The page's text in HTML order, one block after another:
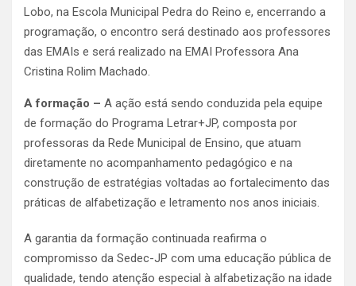
Lobo, na Escola Municipal Pedra do Reino e, encerrando a
programação, o encontro será destinado aos professores
das EMAIs e será realizado na EMAI Professora Ana
Cristina Rolim Machado.
A formação – A ação está sendo conduzida pela equipe
de formação do Programa Letrar+JP, composta por
professoras da Rede Municipal de Ensino, que atuam
diretamente no acompanhamento pedagógico e na
construção de estratégias voltadas ao fortalecimento das
práticas de alfabetização e letramento nos anos iniciais.
A garantia da formação continuada reafirma o
compromisso da Sedec-JP com uma educação pública de
qualidade, tendo atenção especial à alfabetização na idade